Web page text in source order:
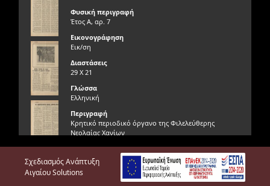
Φυσική περιγραφή
Έτος Α, αρ. 7
Εικονογράφηση
Εικ/ση
Διαστάσεις
29 Χ 21
Γλώσσα
Ελληνική
Περιγραφή
Κρητικό περιοδικό όργανο της Φιλελεύθερης
Νεολαίας Χανίων
Γνησιότητα τεκμηρίου
Γνήσιο
Φυσική κατάσταση τεκμηρίου
Σχεδιασμός Ανάπτυξη
Αιγαίου Solutions